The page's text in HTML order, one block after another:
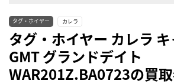
タグ・ホイヤー カレラ
タグ・ホイヤー カレラ
GMT グランドデイト
WAR201Z.BA0723の買